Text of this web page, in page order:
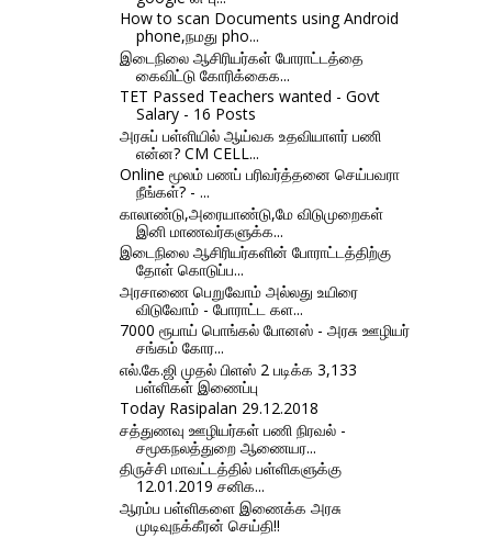
How to scan Documents using Android
phone,நமது pho...
இடைநிலை ஆசிரியர்கள் போராட்டத்தை
கைவிட்டு கோரிக்கைக...
TET Passed Teachers wanted - Govt
Salary - 16 Posts
அரசுப் பள்ளியில் ஆய்வக உதவியாளர் பணி
என்ன? CM CELL...
Online மூலம் பணப் பரிவர்த்தனை செய்பவரா
நீங்கள்? - ...
காலாண்டு,அரையாண்டு,மே விடுமுறைகள்
இனி மாணவர்களுக்க...
இடைநிலை ஆசிரியர்களின் போராட்டத்திற்கு
தோள் கொடுப்ப...
அரசாணை பெறுவோம் அல்லது உயிரை
விடுவோம் - போராட்ட கள...
7000 ரூபாய் பொங்கல் போனஸ் - அரசு ஊழியர்
சங்கம் கோர...
எல்.கே.ஜி முதல் பிளஸ் 2 படிக்க 3,133
பள்ளிகள் இணைப்பு
Today Rasipalan 29.12.2018
சத்துணவு ஊழியர்கள் பணி நிரவல் -
சமூகநலத்துறை ஆணையர...
திருச்சி மாவட்டத்தில் பள்ளிகளுக்கு
12.01.2019 சனிக...
ஆரம்ப பள்ளிகளை இணைக்க அரசு
முடிவுநக்கீரன் செய்தி!!